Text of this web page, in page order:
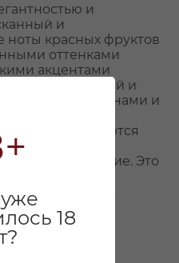
18
и
и
красных фруктов
оттенками
акцентами
Вкус утонченный и
танинами и
нюансами
раскрываются
долгое,
послевкусие. Это
вкуса.